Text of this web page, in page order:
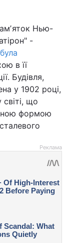
Нью-
-
в її
Будівля,
у 1902 році,
що
формою
Реклама